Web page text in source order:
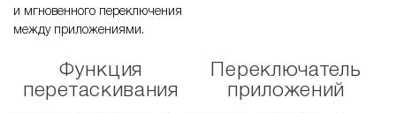
и мгновенного переключения
между приложениями.
Функция
перетаскивания
Переключатель
приложений